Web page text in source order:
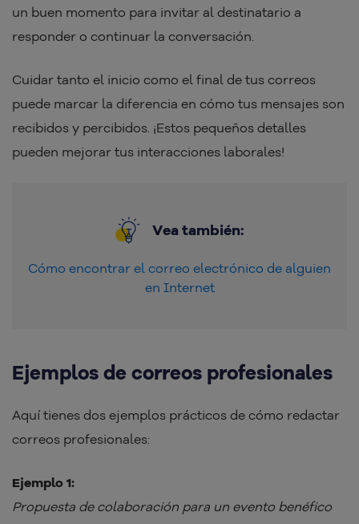
un buen momento para invitar al destinatario a
responder o continuar la conversación.
Cuidar tanto el inicio como el final de tus correos
puede marcar la diferencia en cómo tus mensajes son
recibidos y percibidos. ¡Estos pequeños detalles
pueden mejorar tus interacciones laborales!
Vea también:
Cómo encontrar el correo electrónico de alguien
en Internet
Ejemplos de correos profesionales
Aquí tienes dos ejemplos prácticos de cómo redactar
correos profesionales:
Ejemplo 1:
Propuesta de colaboración para un evento benéfico